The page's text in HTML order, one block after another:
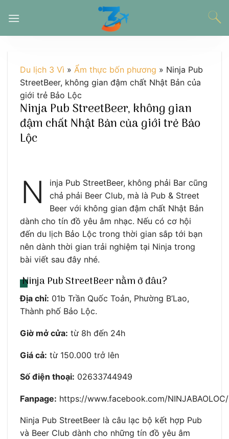
đến
Du lịch 3 Vì » Ẩm thực bốn phương » Ninja Pub
StreetBeer, không gian đậm chất Nhật Bản của
giới trẻ Bảo Lộc
Ninja Pub StreetBeer, không gian
đậm chất Nhật Bản của giới trẻ Bảo
Lộc
N
inja Pub StreetBeer, không phải Bar cũng
chả phải Beer Club, mà là Pub & Street
Beer với không gian đậm chất Nhật Bản
dành cho tín đồ yêu âm nhạc. Nếu có cơ hội
đến du lịch Bảo Lộc trong thời gian sắp tới bạn
nên dành thời gian trải nghiệm tại Ninja trong
bài viết sau đây nhé.
Ninja Pub StreetBeer nằm ở đâu?
Địa chỉ: 01b Trần Quốc Toản, Phường B’Lao,
Thành phố Bảo Lộc.
Giờ mở cửa: từ 8h đến 24h
Giá cả: từ 150.000 trở lên
Số điện thoại: 02633744949
Fanpage: https://www.facebook.com/NINJABAOLOC/
Ninja Pub StreetBeer là câu lạc bộ kết hợp Pub
và Beer Club dành cho những tín đồ yêu âm